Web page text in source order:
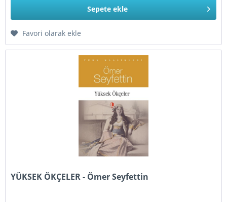
Sepete ekle
Favori olarak ekle
YÜKSEK ÖKÇELER - Ömer Seyfettin